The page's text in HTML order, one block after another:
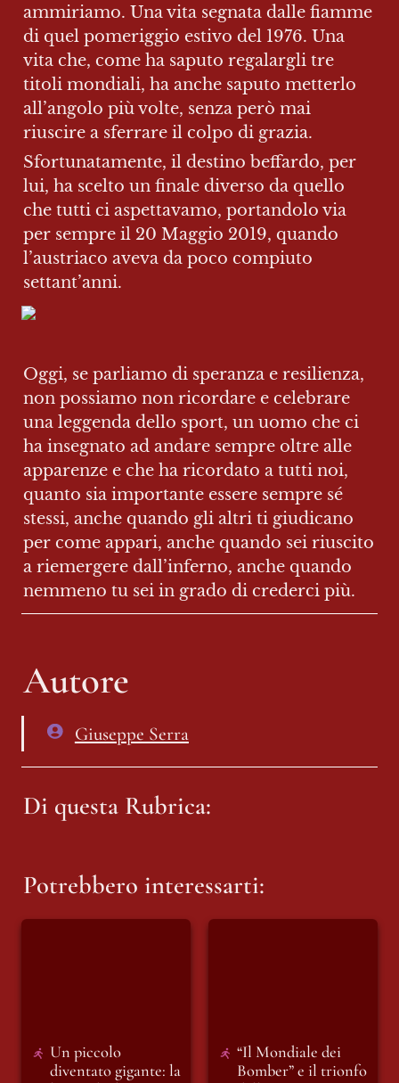
ammiriamo. Una vita segnata dalle fiamme
di quel pomeriggio estivo del 1976. Una
vita che, come ha saputo regalargli tre
titoli mondiali, ha anche saputo metterlo
all’angolo più volte, senza però mai
riuscire a sferrare il colpo di grazia.
Sfortunatamente, il destino beffardo, per
lui, ha scelto un finale diverso da quello
che tutti ci aspettavamo, portandolo via
per sempre il 20 Maggio 2019, quando
l’austriaco aveva da poco compiuto
settant’anni.
Oggi, se parliamo di speranza e resilienza,
non possiamo non ricordare e celebrare
una leggenda dello sport, un uomo che ci
ha insegnato ad andare sempre oltre alle
apparenze e che ha ricordato a tutti noi,
quanto sia importante essere sempre sé
stessi, anche quando gli altri ti giudicano
per come appari, anche quando sei riuscito
a riemergere dall’inferno, anche quando
nemmeno tu sei in grado di crederci più.
Autore
Giuseppe Serra
Di questa Rubrica:
Potrebbero interessarti:
Un piccolo
diventato gigante: la
“Il Mondiale dei
Bomber” e il trionfo